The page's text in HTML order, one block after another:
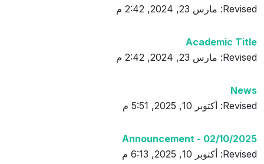
Revised: مارس 23, 2024, 2:42 م
Academic Title
Revised: مارس 23, 2024, 2:42 م
News
Revised: أكتوبر 10, 2025, 5:51 م
Announcement - 02/10/2025
Revised: أكتوبر 10, 2025, 6:13 م